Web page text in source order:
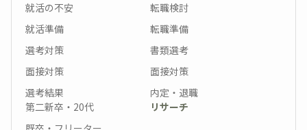
就活の不安
就活準備
選考対策
面接対策
選考結果
転職検討
転職準備
書類選考
面接対策
内定・退職
第二新卒・20代
リサーチ